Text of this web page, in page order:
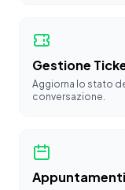
Gestione
Aggiorna lo stato
conversazione.
Appuntamenti